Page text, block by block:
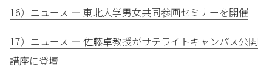
16）ニュース — 東北大学男女共同参画セミナーを開催
17）ニュース — 佐藤卓教授がサテライトキャンパス公開
講座に登壇